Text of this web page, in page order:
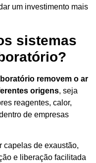
um investimento mais
sistemas
removem o ar
origens, seja
reagentes, calor,
de empresas
capelas de exaustão,
e liberação facilitada